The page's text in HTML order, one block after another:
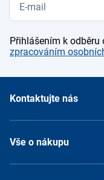
Přihlášením k
zpracováním
Kontaktujte nás
Vše o nákupu